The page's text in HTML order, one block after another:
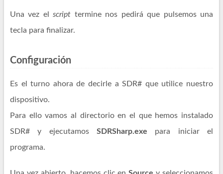
Una vez elscript termine nos pedirá que pulsemos una
tecla para finalizar.
Configuración
Es el turno ahora de decirle a SDR# que utilice nuestro
dispositivo.
Para ello vamos al directorio en el que hemos instalado
SDR# y ejecutamos SDRSharp.exe para iniciar el
programa.